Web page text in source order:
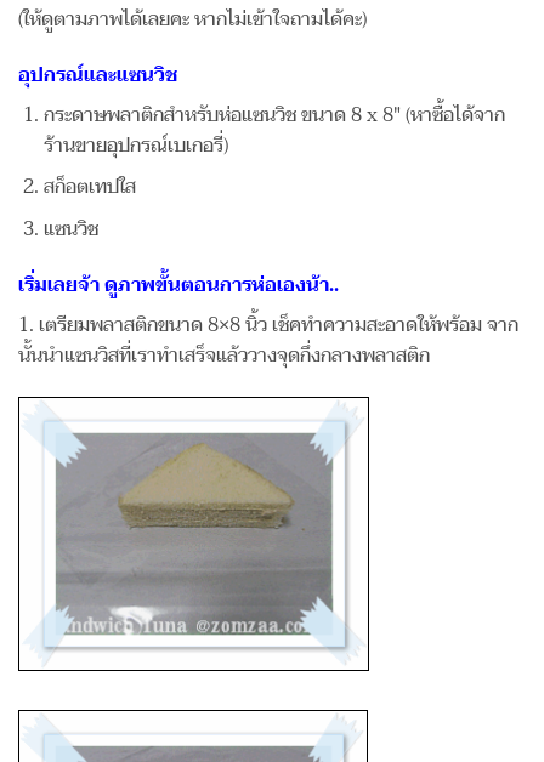
(ให้ดูตามภาพได้เลยคะ หากไม่เข้าใจถามได้คะ)
อุปกรณ์และแซนวิช
กระดาษพลาติกสำหรับห่อแซนวิช ขนาด 8 x 8″ (หาซื้อได้จาก
ร้านขายอุปกรณ์เบเกอรี่)
สก็อตเทปใส
แซนวิช
เริ่มเลยจ้า ดูภาพขั้นตอนการห่อเองน้า..
1. เตรียมพลาสติกขนาด 8×8 นิ้ว เช็คทำความสะอาดให้พร้อม จาก
นั้นนำแซนวิสที่เราทำเสร็จแล้ววางจุดกึ่งกลางพลาสติก